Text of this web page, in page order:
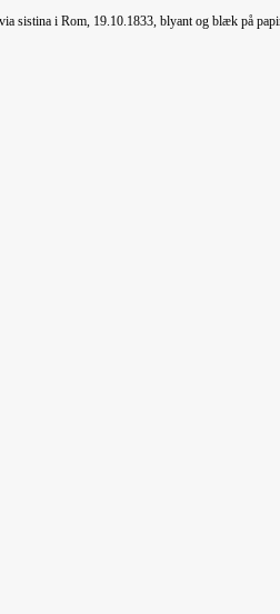
sistina i Rom, 19.10.1833, blyant og blæk på